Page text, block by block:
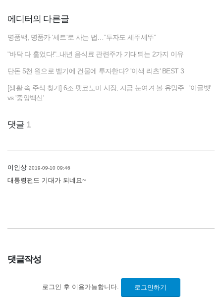
에디터의 다른글
명품백, 명품카 '세트'로 사는 법…”투자도 세뚜세뚜”
"바닥 다 훑었다!"..내년 음식료 관련주가 기대되는 2가지 이유
단돈 5천 원으로 벨기에 건물에 투자한다? '이색 리츠' BEST 3
[생활 속 주식 찾기] 6조 펫코노미 시장, 지금 눈여겨 볼 유망주...'이글벳'
vs '중앙백신'
댓글 1
이인상 2019-09-10 09:46
대통령펀드 기대가 되네요~
댓글작성
로그인 후 이용가능합니다. 로그인하기